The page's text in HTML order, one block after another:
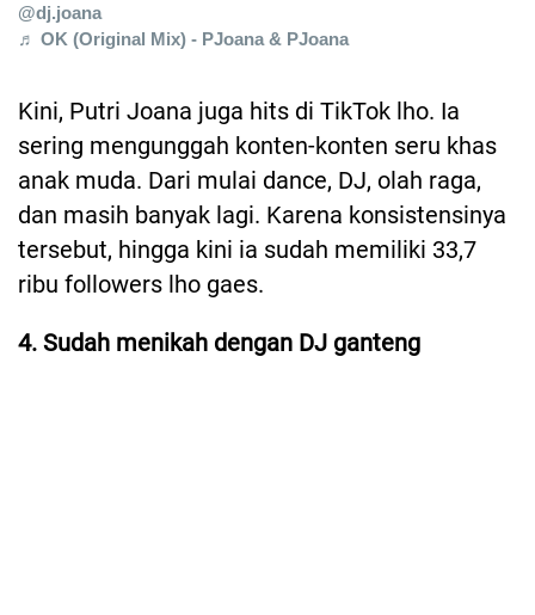
@dj.joana
♬ OK (Original Mix) - PJoana & PJoana
Kini, Putri Joana juga hits di TikTok lho. Ia
sering mengunggah konten-konten seru khas
anak muda. Dari mulai dance, DJ, olah raga,
dan masih banyak lagi. Karena konsistensinya
tersebut, hingga kini ia sudah memiliki 33,7
ribu followers lho gaes.
4. Sudah menikah dengan DJ ganteng